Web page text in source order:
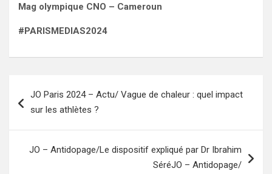
Mag olympique CNO – Cameroun
#PARISMEDIAS2024
de
JO Paris 2024 – Actu/ Vague de chaleur : quel impact
sur les athlètes ?
JO – Antidopage/Le dispositif expliqué par Dr Ibrahim
SéréJO – Antidopage/